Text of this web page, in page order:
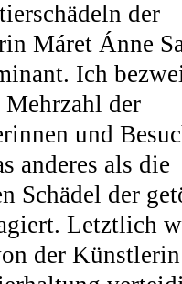
der
Máret Ánne
Ich
Mehrzahl der
und
anderes als die
Schädel der
Letztlich
der